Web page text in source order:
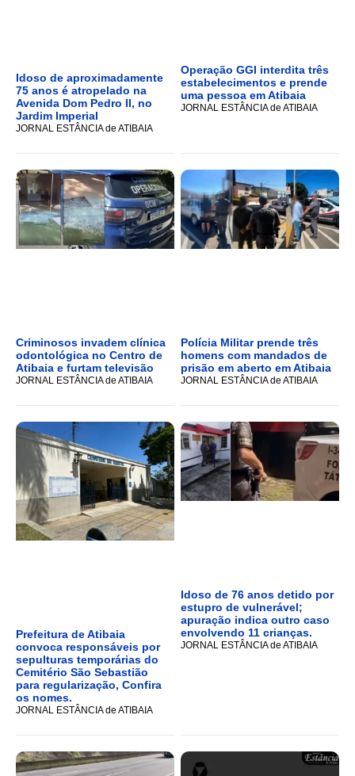
Idoso de aproximadamente
75 anos é atropelado na
Avenida Dom Pedro II, no
Jardim Imperial
JORNAL ESTÂNCIA de ATIBAIA
Operação GGI interdita três
estabelecimentos e prende
uma pessoa em Atibaia
JORNAL ESTÂNCIA de ATIBAIA
Criminosos invadem clínica
odontológica no Centro de
Atibaia e furtam televisão
JORNAL ESTÂNCIA de ATIBAIA
Polícia Militar prende três
homens com mandados de
prisão em aberto em Atibaia
JORNAL ESTÂNCIA de ATIBAIA
Prefeitura de Atibaia
convoca responsáveis por
sepulturas temporárias do
Cemitério São Sebastião
para regularização, Confira
os nomes.
JORNAL ESTÂNCIA de ATIBAIA
Idoso de 76 anos detido por
estupro de vulnerável;
apuração indica outro caso
envolvendo 11 crianças.
JORNAL ESTÂNCIA de ATIBAIA